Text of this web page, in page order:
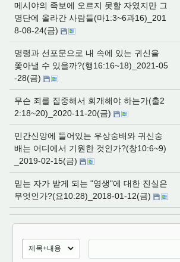
메시야의 족보에 오르지 못할 자였지만 그
명단에 올라간 사람들(마1:3~6과16)_201
8-08-24(금)
명령과 선포문으로 내 속에 있는 귀신을
쫓아낼 수 있을까?(행16:16~18)_2021-05
-28(금)
무슨 죄를 집중해서 회개해야 하는가(출2
2:18~20)_2020-11-20(금)
민간신앙에 들어있는 우상숭배와 귀신숭
배는 어디에서 기원한 것인가?(창10:6~9)
_2019-02-15(금)
믿는 자가 받게 되는 "영생"에 대한 진실은
무엇인가?(요10:28)_2018-01-12(금)